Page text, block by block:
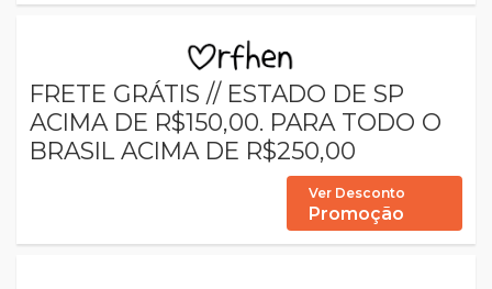
FRETE GRÁTIS // ESTADO DE SP
ACIMA DE R$150,00. PARA TODO O
BRASIL ACIMA DE R$250,00
Ver Desconto
Promoção